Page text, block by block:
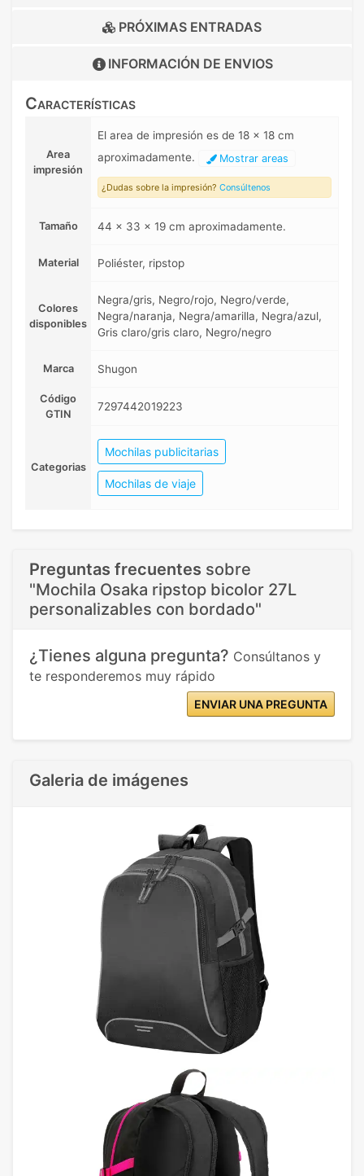
PRÓXIMAS ENTRADAS
INFORMACIÓN DE ENVIOS
Características
Area
impresión
El area de impresión es de 18 x 18 cm
aproximadamente.
Mostrar areas
¿Dudas sobre la impresión? Consúltenos
Tamaño 44 x 33 x 19 cm aproximadamente.
Material Poliéster, ripstop
Colores
disponibles
Negra/gris, Negro/rojo, Negro/verde,
Negra/naranja, Negra/amarilla, Negra/azul,
Gris claro/gris claro, Negro/negro
Marca Shugon
Código
GTIN
7297442019223
Categorias
Mochilas publicitarias
Mochilas de viaje
Preguntas frecuentes sobre
"Mochila Osaka ripstop bicolor 27L
personalizables con bordado"
¿Tienes alguna pregunta? Consúltanos y
te responderemos muy rápido
ENVIAR UNA PREGUNTA
Galeria de imágenes